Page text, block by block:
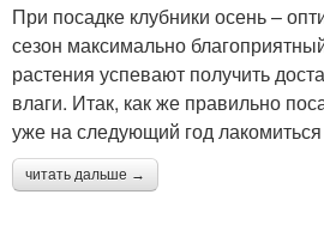
При посадке клубники осень –
сезон максимально
растения успевают получить
влаги. Итак, как же правильно
уже на следующий год лакомиться
читать дальше →